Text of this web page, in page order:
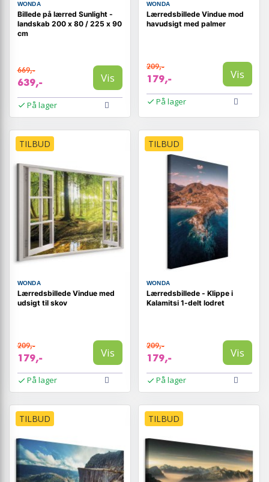
WONDA
Billede på lærred Sunlight -
landskab 200 x 80 / 225 x 90
cm
669,-
639,- Vis
På lager
WONDA
Lærredsbillede Vindue mod
havudsigt med palmer
209,-
179,- Vis
På lager
TILBUD
WONDA
Lærredsbillede Vindue med
udsigt til skov
209,-
179,- Vis
På lager
TILBUD
WONDA
Lærredsbillede - Klippe i
Kalamitsi 1-delt lodret
209,-
179,- Vis
På lager
TILBUD TILBUD